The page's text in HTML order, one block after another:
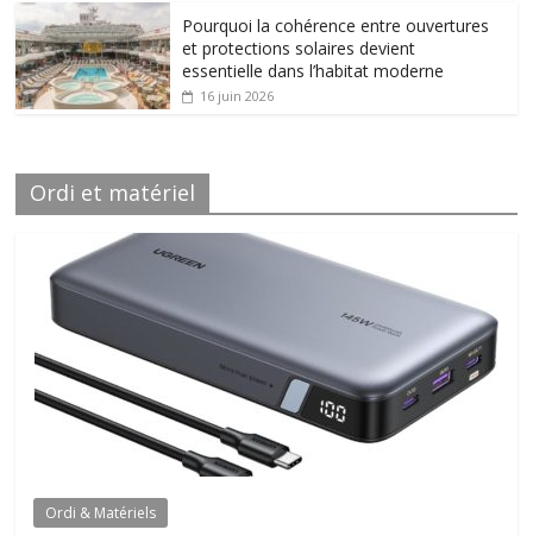
Pourquoi la cohérence entre ouvertures
et protections solaires devient
essentielle dans l’habitat moderne
16 juin 2026
Ordi et matériel
Ordi & Matériels